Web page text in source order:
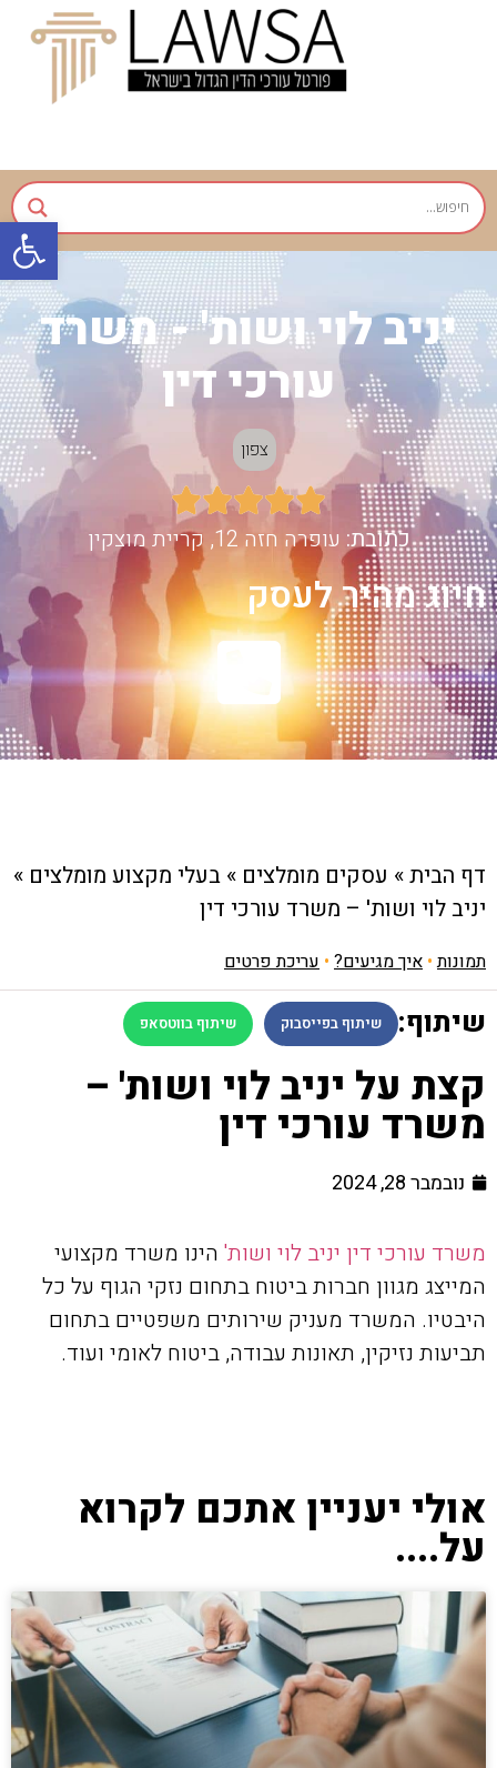
יניב לוי ושות' - משרד
עורכי דין
צפון





כתובת: עופרה חזה 12, קריית מוצקין
חיוג מהיר לעסק
דף הבית» עסקים מומלצים » בעלי מקצוע מומלצים »
יניב לוי ושות' – משרד עורכי דין
תמונות• איך מגיעים? • עריכת פרטים
שיתוף: שיתוף בפייסבוק שיתוף בווטסאפ
קצת על יניב לוי ושות' –
משרד עורכי דין
נובמבר 28, 2024
משרד עורכי דין יניב לוי ושות' הינו משרד מקצועי
המייצג מגוון חברות ביטוח בתחום נזקי הגוף על כל
היבטיו. המשרד מעניק שירותים משפטיים בתחום
תביעות נזיקין, תאונות עבודה, ביטוח לאומי ועוד.
אולי יעניין אתכם לקרוא
על....